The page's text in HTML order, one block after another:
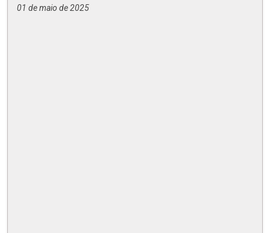
01 de maio de 2025